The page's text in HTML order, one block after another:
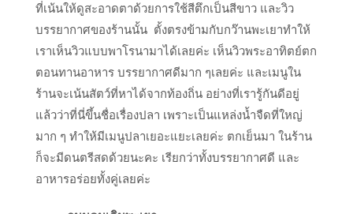
ที่เน้นให้ดูสะอาดตาด้วยการใช้สีตึกเป็นสีขาว และวิว
บรรยากาศของร้านนั้น ตั้งตรงข้ามกับกว๊านพะเยาทำให้
เราเห็นวิวแบบพาโรนามาได้เลยค่ะ เห็นวิวพระอาทิตย์ตก
ตอนทานอาหาร บรรยากาศดีมาก ๆเลยค่ะ และเมนูใน
ร้านจะเน้นสัตว์ที่หาได้จากท้องถิ่น อย่างที่เรารู้กันดีอยู่
แล้วว่าที่นี่ขึ้นชื่อเรื่องปลา เพราะเป็นแหล่งน้ำจืดที่ใหญ่
มาก ๆ ทำให้มีเมนูปลาเยอะแยะเลยค่ะ ตกเย็นมา ในร้าน
ก็จะมีดนตรีสดด้วยนะคะ เรียกว่าทั้งบรรยากาศดี และ
อาหารอร่อยทั้งคู่เลยค่ะ